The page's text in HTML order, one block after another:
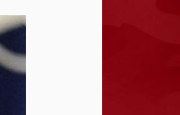
ترامب:
حماية
فانس